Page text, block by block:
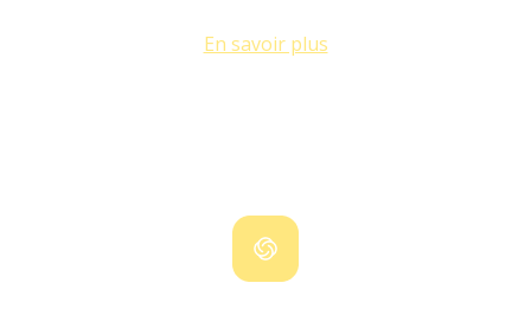
En savoir plus